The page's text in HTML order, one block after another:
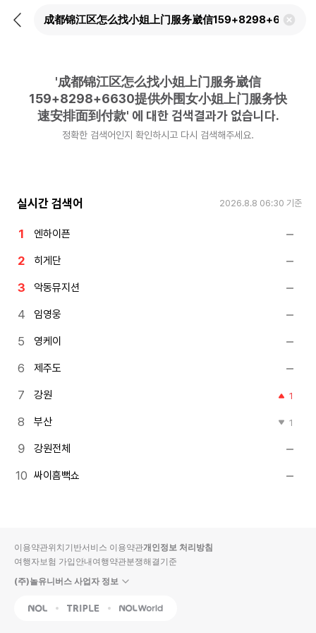
뒤
검
'成都锦江区怎么找小姐上门服务崴信
159+8298+6630提供外围女小姐上门服务快
速安排面到付款' 에 대한 검색결과가 없습니다.
정확한 검색어인지 확인하시고 다시 검색해주세요.
실시간 검색어 2026.8.8 06:30 기준
엔하이픈
히게단
악동뮤지션
임영웅
영케이
제주도
강원 1
부산 1
강원전체
싸이흠뻑쇼
이용약관위치기반서비스 이용약관개인정보 처리방침
여행자보험 가입안내여행약관분쟁해결기준
(주)놀유니버스 사업자 정보
NOL Triple Interpark Global